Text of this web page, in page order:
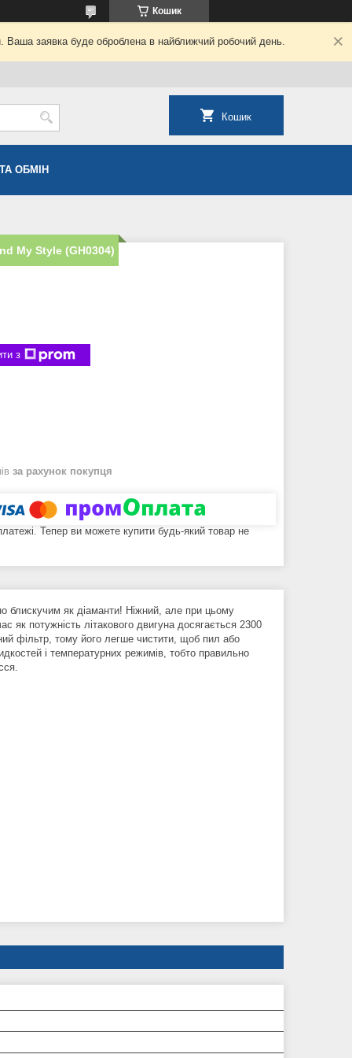
Кошик
Ваша заявка буде оброблена в найближчий робочий день.
Кошик
ОБМІН
My Style (GH0304)
з
за рахунок покупця
Тепер ви можете купити будь-який товар не
блискучим як діаманти! Ніжний, але при цьому
як потужність літакового двигуна досягається 2300
фільтр, тому його легше чистити, щоб пил або
і температурних режимів, тобто правильно